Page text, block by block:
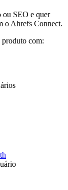
ou SEO e quer
o Ahrefs Connect.
com: